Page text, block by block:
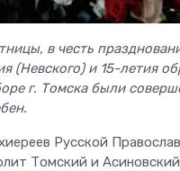
в честь
(Невского)и 15-летия
г. Томска были
Русской
Томский и